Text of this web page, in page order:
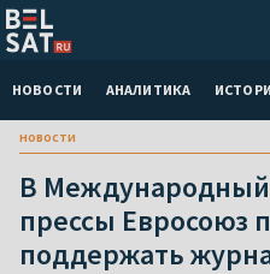
НОВОСТИ АНАЛИТИКА
новости
В
прессы Евросоюз
поддержать